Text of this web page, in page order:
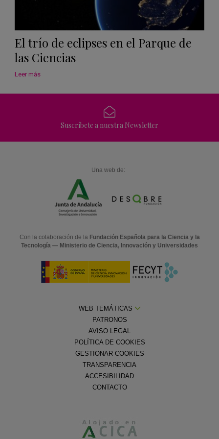
El trío de eclipses en el Parque de
las Ciencias
Leer más
Suscríbete a nuestra Newsletter
Una web de:
Con la colaboración de la Fundación Española para la Ciencia y la
Tecnología — Ministerio de Ciencia, Innovación y Universidades
WEB TEMÁTICAS
PATRONOS
AVISO LEGAL
POLÍTICA DE COOKIES
GESTIONAR COOKIES
TRANSPARENCIA
ACCESIBILIDAD
CONTACTO